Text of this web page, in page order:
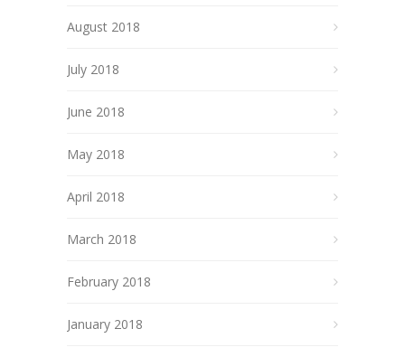
August 2018
July 2018
June 2018
May 2018
April 2018
March 2018
February 2018
January 2018